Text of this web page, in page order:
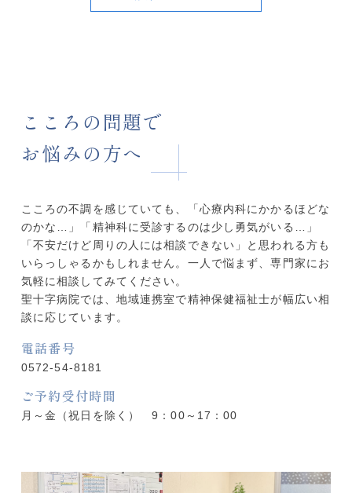
こころの問題で
お悩みの方へ
こころの不調を感じていても、「心療内科にかかるほどな
のかな…」「精神科に受診するのは少し勇気がいる…」
「不安だけど周りの人には相談できない」と思われる方も
いらっしゃるかもしれません。一人で悩まず、専門家にお
気軽に相談してみてください。
聖十字病院では、地域連携室で精神保健福祉士が幅広い相
談に応じています。
電話番号
0572-54-8181
ご予約受付時間
月～金（祝日を除く） 9：00～17：00